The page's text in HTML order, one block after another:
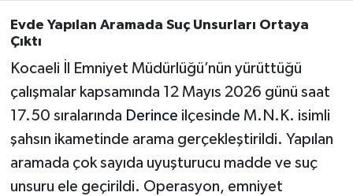
Evde Yapılan Aramada Suç Unsurları Ortaya
Çıktı
Kocaeli İl Emniyet Müdürlüğü’nün yürüttüğü
çalışmalar kapsamında 12 Mayıs 2026 günü saat
17.50 sıralarında Derince ilçesinde M.N.K. isimli
şahsın ikametinde arama gerçekleştirildi. Yapılan
aramada çok sayıda uyuşturucu madde ve suç
unsuru ele geçirildi. Operasyon, emniyet